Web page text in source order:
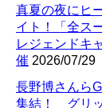
真夏の夜にヒ
イト！「全ス
レジェンドキ
催 2026/07/29
長野博さんら
集結！ グリ